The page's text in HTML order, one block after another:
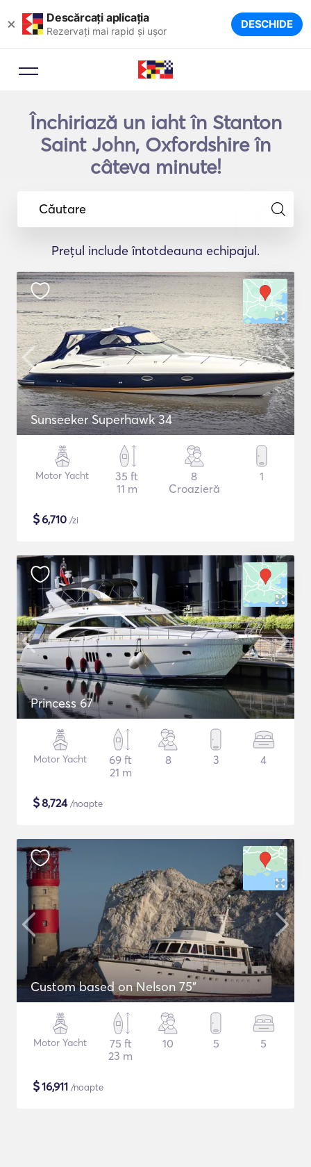
× Descărcați aplicația
Rezervați mai rapid și ușor DESCHIDE
Închiriază un iaht în Stanton
Saint John, Oxfordshire în
câteva minute!
Căutare
Prețul include întotdeauna echipajul.
Sunseeker Superhawk 34
Motor Yacht
35 ft
11 m
8
Croazieră
1
$6,710 /zi
Princess 67
Motor Yacht
69 ft
21 m
8 3 4
$8,724/noapte
Custom based on Nelson 75"
Motor Yacht
75 ft
23 m
10 5 5
$16,911 /noapte